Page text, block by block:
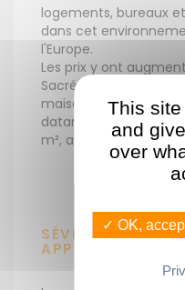
logements, bureaux
dans cet
l'Europe.
Les prix y ont
Sacré Cœur,
maison à rénover
datant des années
m², a été vendue 305
SÉVIGNÉ ET
APPRÉCI
This
and
over
✓ OK, accept